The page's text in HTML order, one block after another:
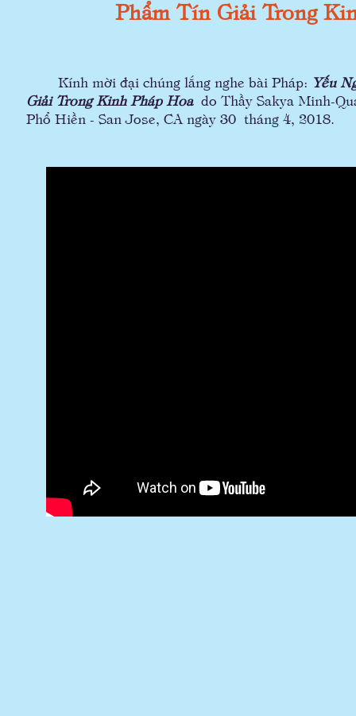
Phẩm Tín Giải Trong
Kính mời đại chúng lắng nghe bài Pháp: Yếu
Giải Trong Kinh Pháp Hoa do Thầy Sakya Minh-
Phổ Hiền - San Jose, CA ngày 30 tháng 4, 2018.